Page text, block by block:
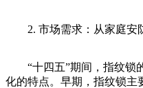
2. 市场需求：从家庭安
“十四五”期间，指纹锁
化的特点。早期，指纹锁主